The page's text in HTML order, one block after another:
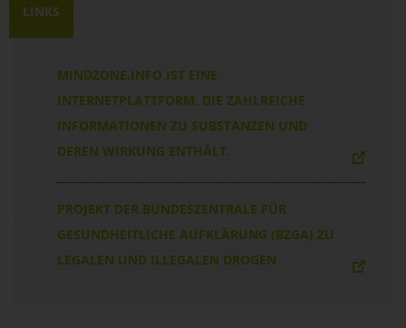
LINKS
MINDZONE.INFO IST EINE
INTERNETPLATTFORM, DIE ZAHLREICHE
INFORMATIONEN ZU SUBSTANZEN UND
DEREN WIRKUNG ENTHÄLT.
PROJEKT DER BUNDESZENTRALE FÜR
GESUNDHEITLICHE AUFKLÄRUNG (BZGA) ZU
LEGALEN UND ILLEGALEN DROGEN